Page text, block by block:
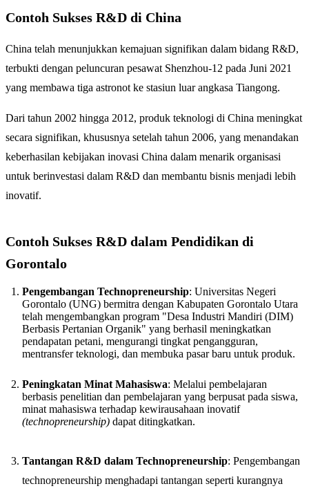
Contoh Sukses R&D di China
China telah menunjukkan kemajuan signifikan dalam bidang R&D,
terbukti dengan peluncuran pesawat Shenzhou-12 pada Juni 2021
yang membawa tiga astronot ke stasiun luar angkasa Tiangong.
Dari tahun 2002 hingga 2012, produk teknologi di China meningkat
secara signifikan, khususnya setelah tahun 2006, yang menandakan
keberhasilan kebijakan inovasi China dalam menarik organisasi
untuk berinvestasi dalam R&D dan membantu bisnis menjadi lebih
inovatif.
Contoh Sukses R&D dalam Pendidikan di
Gorontalo
Pengembangan Technopreneurship: Universitas Negeri
Gorontalo (UNG) bermitra dengan Kabupaten Gorontalo Utara
telah mengembangkan program "Desa Industri Mandiri (DIM)
Berbasis Pertanian Organik" yang berhasil meningkatkan
pendapatan petani, mengurangi tingkat pengangguran,
mentransfer teknologi, dan membuka pasar baru untuk produk.
Peningkatan Minat Mahasiswa: Melalui pembelajaran
berbasis penelitian dan pembelajaran yang berpusat pada siswa,
minat mahasiswa terhadap kewirausahaan inovatif
(technopreneurship) dapat ditingkatkan.
Tantangan R&D dalam Technopreneurship: Pengembangan
technopreneurship menghadapi tantangan seperti kurangnya